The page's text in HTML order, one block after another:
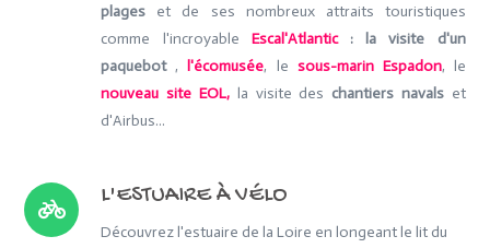
plages et de ses nombreux attraits touristiques
comme l'incroyable Escal'Atlantic: la visite d'un
paquebot, l'écomusée, le sous-marin Espadon, le
nouveau site EOL,la visite deschantiers navalset
d'Airbus...
L'ESTUAIRE À VÉLO
Découvrez l'estuaire de la Loire en longeant le lit du